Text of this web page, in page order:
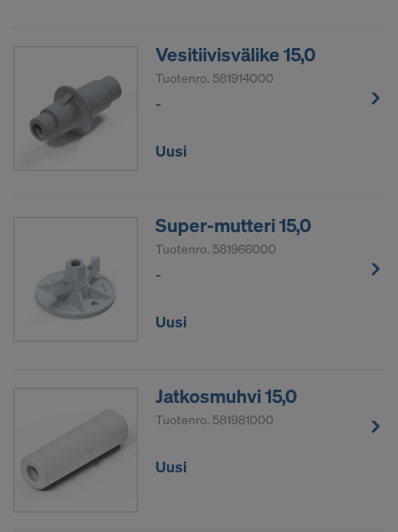
Vesitiivisvälike 15,0
Tuotenro. 581914000
-
Uusi
Super-mutteri 15,0
Tuotenro. 581966000
-
Uusi
Jatkosmuhvi 15,0
Tuotenro. 581981000
Uusi